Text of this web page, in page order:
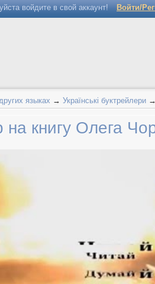
войдите в свой аккаунт! Войти/
языках → Українські буктрейлери
на книгу Олега